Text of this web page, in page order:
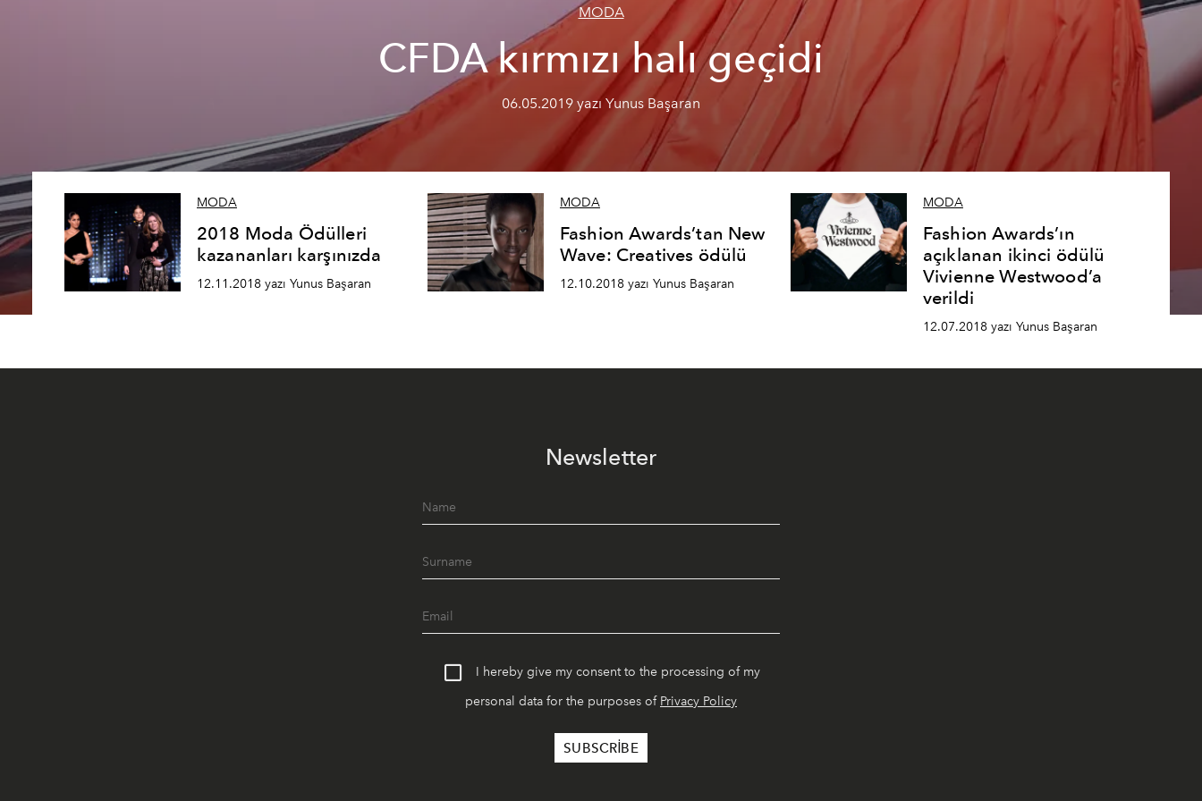
MODA
CFDA kırmızı halı geçidi
06.05.2019 yazı Yunus Başaran
MODA
2018 Moda Ödülleri
kazananları karşınızda
12.11.2018 yazı Yunus Başaran
MODA
Fashion Awards’tan New
Wave: Creatives ödülü
12.10.2018 yazı Yunus Başaran
MODA
Fashion Awards’ın
açıklanan ikinci ödülü
Vivienne Westwood’a
verildi
12.07.2018 yazı Yunus Başaran
Newsletter
I hereby give my consent to the processing of my
personal data for the purposes of Privacy Policy